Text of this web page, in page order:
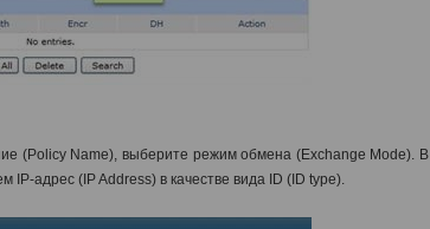
(Policy Name), выберите режим обмена (Exchange Mode). В
IP-адрес (IP Address) в качестве вида ID (ID type).